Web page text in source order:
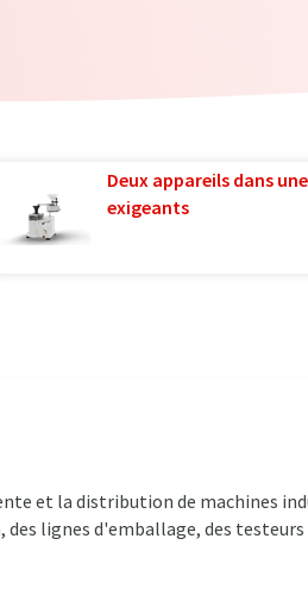
Deux appareils dans
exigeants
et la distribution de machines
lignes d'emballage, des testeurs